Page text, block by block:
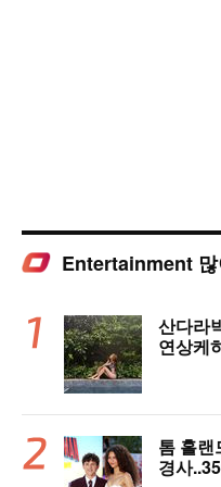
Entertainment
산다라
연상케
톰 홀랜
경사